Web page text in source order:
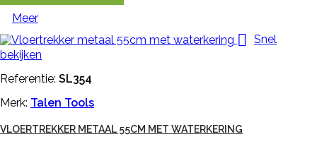
Meer
 Snel
bekijken
Referentie: SL354
Merk: Talen Tools
VLOERTREKKER METAAL 55CM MET WATERKERING